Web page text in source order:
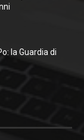
la Guardia di